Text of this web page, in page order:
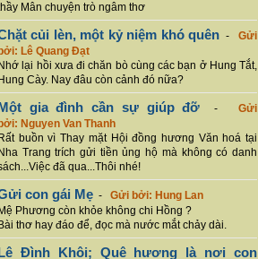
Mân chuyện trò ngâm thơ
củi lèn, một kỷ niệm khó quên-Gửi
bởi: Lê Quang Đạt
Nhớ lại hồi xưa đi chăn bò cùng các bạn ở Hung Tắt,
Hung Cày. Nay đâu còn cảnh đó nữa?
gia đình cần sự giúp đỡ -Gửi
bởi: Nguyen Van Thanh
Rất buồn vì Thay mặt Hội đồng hương Văn hoá tại
Nha Trang trích gửi tiền ủng hộ mà không có danh
đã qua...Thôi nhé!
con gái Mẹ - Gửi bởi: Hung Lan
Mệ Phương còn khỏe không chi Hồng ?
Bài thơ hay đáo để, đọc mà nước mắt chảy dài.
Đình Khôi; Quê hương là nơi con